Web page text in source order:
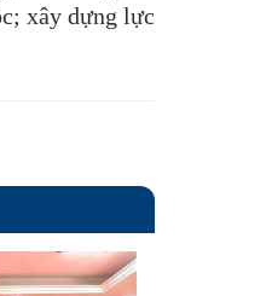
xây dựng lực